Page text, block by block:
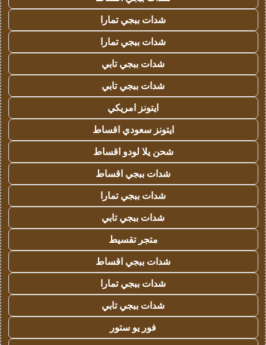
شدات ببجي تمارا
شدات ببجي تمارا
شدات ببجي تابي
شدات ببجي تابي
ايتونز امريكي
ايتونز سعودي اقساط
شحن يلا لودو اقساط
شدات ببجي اقساط
شدات ببجي تمارا
شدات ببجي تابي
متجر تقسيط
شدات ببجي اقساط
شدات ببجي تمارا
شدات ببجي تابي
فور يو ستور